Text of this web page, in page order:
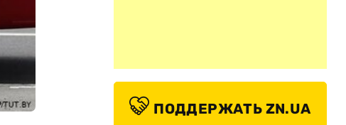
ПОДДЕРЖАТЬ ZN.UA